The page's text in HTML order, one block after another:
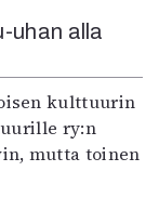
uhan alla
kulttuurin
ry:n
mutta toinen